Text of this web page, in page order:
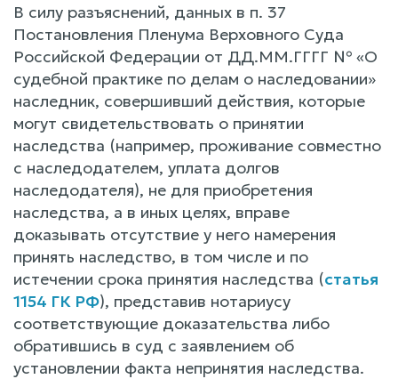
В силу разъяснений, данных в п. 37
Постановления Пленума Верховного Суда
Российской Федерации от ДД.ММ.ГГГГ № «О
судебной практике по делам о наследовании»
наследник, совершивший действия, которые
могут свидетельствовать о принятии
наследства (например, проживание совместно
с наследодателем, уплата долгов
наследодателя), не для приобретения
наследства, а в иных целях, вправе
доказывать отсутствие у него намерения
принять наследство, в том числе и по
истечении срока принятия наследства (статья
1154 ГК РФ), представив нотариусу
соответствующие доказательства либо
обратившись в суд с заявлением об
установлении факта непринятия наследства.